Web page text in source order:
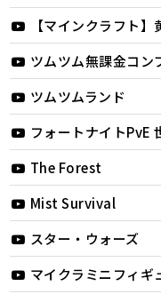
【マインクラフト
ツムツム無課金コン
ツムツムランド
フォートナイトPvE
The Forest
Mist Survival
スター・ウォーズ
マイクラミニフィギ